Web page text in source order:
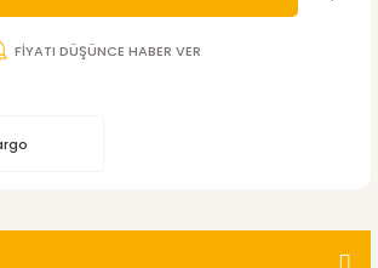
FİYATI DÜŞÜNCE HABER VER